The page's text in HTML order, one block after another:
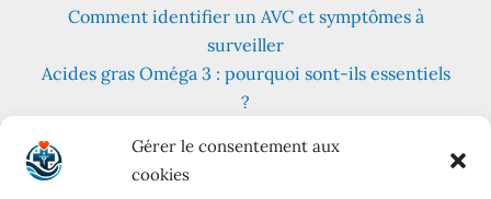
Gérer le consentement aux
cookies
Comment identifier un AVC et symptômes à
surveiller
Acides gras Oméga 3 : pourquoi sont-ils essentiels
?
quotidien ?
Les meilleures plantes pour lutter contre le stress